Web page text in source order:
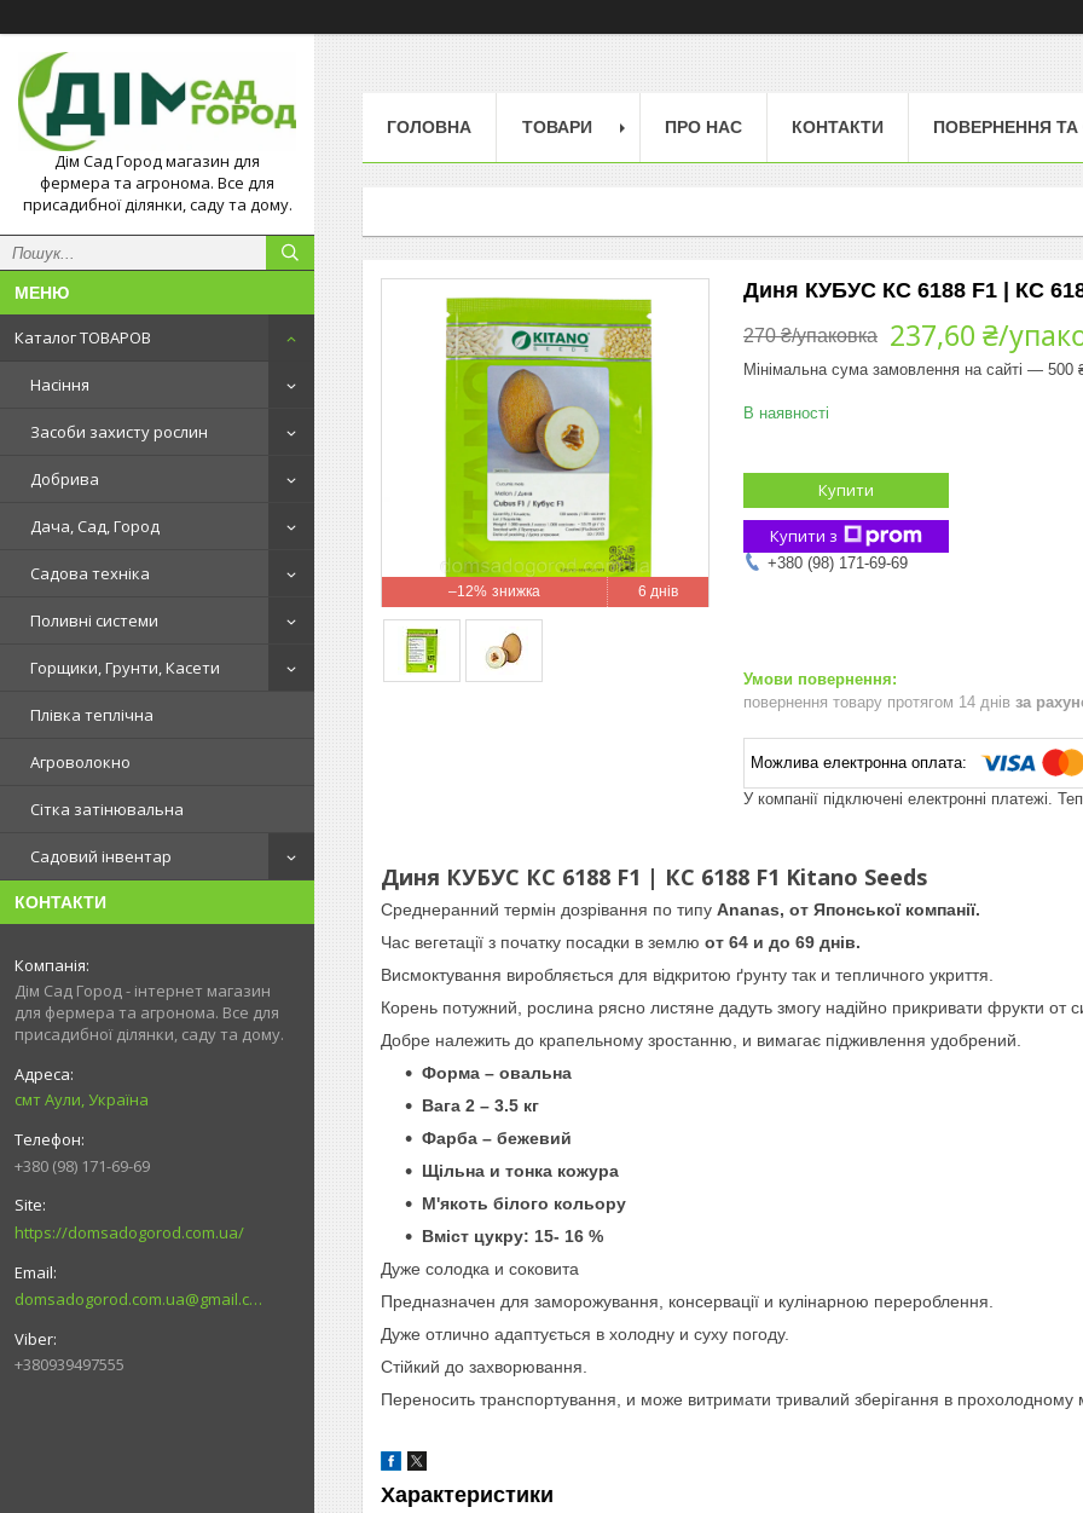
Дім Сад Город магазин для
фермера та агронома. Все для
присадибної ділянки, саду та дому.
Каталог ТОВАРОВ
Насіння
Засоби захисту рослин
Добрива
Дача, Сад, Город
Садова техніка
Поливні системи
Горщики, Грунти, Касети
Плівка теплічна
Агроволокно
Сітка затінювальна
Садовий інвентар
КОНТАКТИ
Дім Сад Город - інтернет магазин
для фермера та агронома. Все для
присадибної ділянки, саду та дому.
смт Аули, Україна
+380 (98) 171-69-69
https://domsadogorod.com.ua/
domsadogorod.com.ua@gmail.com
+380939497555
ГОЛОВНА ТОВАРИ ПРО НАС КОНТАКТИ ПОВЕРНЕННЯ ТА
–12% 6 днів
Диня КУБУС КС 6188 F1 | КС
270 ₴/упаковка 237,60 ₴/
Мінімальна сума замовлення на сайті — 500
В наявності
Купити
Купити з
+380 (98) 171-69-69
повернення товару протягом 14 днів за
У компанії підключені електронні платежі.
Диня КУБУС КС 6188 F1 | КС 6188 F1 Kitano Seeds
Среднеранний термін дозрівання по типу Ananas, от Японської компанії.
Час вегетації з початку посадки в землю от 64 и до 69 днів.
Висмоктування виробляється для відкритою ґрунту так и тепличного укриття.
Корень потужний, рослина рясно листяне дадуть змогу надійно прикривати фрукти от
Добре належить до крапельному зростанню, и вимагає підживлення удобрений.
Форма – овальна
Вага 2 – 3.5 кг
Фарба – бежевий
Щільна и тонка кожура
М'якоть білого кольору
Вміст цукру: 15- 16 %
Дуже солодка и соковита
Предназначен для заморожування, консервації и кулінарною перероблення.
Дуже отлично адаптується в холодну и суху погоду.
Стійкий до захворювання.
Переносить транспортування, и може витримати тривалий зберігання в прохолодному
Характеристики